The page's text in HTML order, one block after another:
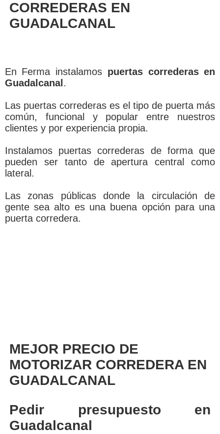
CORREDERAS EN
GUADALCANAL
En Ferma instalamos puertas correderas en
Guadalcanal .
Las puertas correderas es el tipo de puerta más
común, funcional y popular entre nuestros
clientes y por experiencia propia.
Instalamos puertas correderas de forma que
pueden ser tanto de apertura central como
lateral.
Las zonas públicas donde la circulación de
gente sea alto es una buena opción para una
puerta corredera.
MEJOR PRECIO DE
MOTORIZAR CORREDERA EN
GUADALCANAL
Pedir presupuesto en
Guadalcanal